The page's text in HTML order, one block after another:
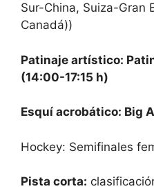
Sur-China, Suiza-Gran
Canadá))
Patinaje artístico:
(14:00-17:15 h)
Esquí acrobático: Big
Hockey: Semifinales
Pista corta: